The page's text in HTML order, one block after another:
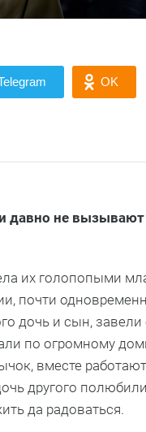
OK
давно не
их голопопыми
почти
дочь и сын,
по огромному
вместе
другого
да радоваться.